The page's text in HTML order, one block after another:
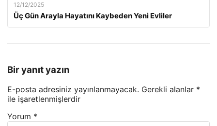
12/12/2025
Üç Gün Arayla Hayatını Kaybeden Yeni Evliler
Bir yanıt yazın
E-posta adresiniz yayınlanmayacak. Gerekli alanlar *
ile işaretlenmişlerdir
Yorum *